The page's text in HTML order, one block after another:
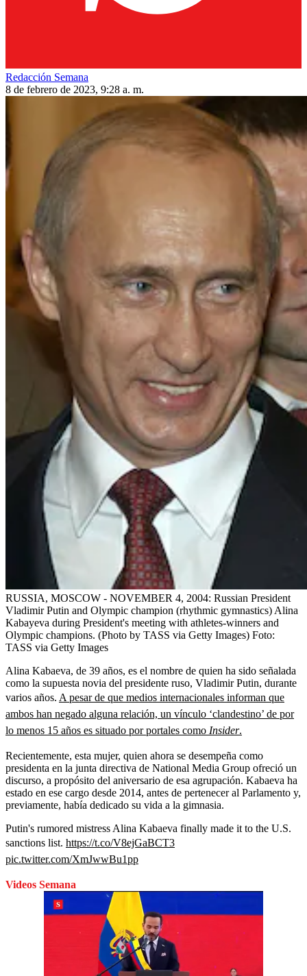
Redacción Semana
8 de febrero de 2023, 9:28 a. m.
RUSSIA, MOSCOW - NOVEMBER 4, 2004: Russian President
Vladimir Putin and Olympic champion (rhythmic gymnastics) Alina
Kabayeva during President's meeting with athletes-winners and
Olympic champions. (Photo by TASS via Getty Images) Foto:
TASS via Getty Images
Alina Kabaeva, de 39 años, es el nombre de quien ha sido señalada
como la supuesta novia del presidente ruso, Vladimir Putin, durante
varios años. A pesar de que medios internacionales informan que
ambos han negado alguna relación, un vínculo ‘clandestino’ de por
lo menos 15 años es situado por portales como Insider.
Recientemente, esta mujer, quien ahora se desempeña como
presidenta en la junta directiva de National Media Group ofreció un
discurso, a propósito del aniversario de esa agrupación. Kabaeva ha
estado en ese cargo desde 2014, antes de pertenecer al Parlamento y,
previamente, había dedicado su vida a la gimnasia.
Putin's rumored mistress Alina Kabaeva finally made it to the U.S.
sanctions list. https://t.co/V8ejGaBCT3
pic.twitter.com/XmJwwBu1pp
Videos Semana